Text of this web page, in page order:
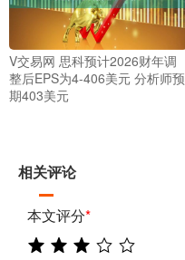
V交易网 思科预计2026财年调
整后EPS为4-406美元 分析师预
期403美元
相关评论
本文评分*